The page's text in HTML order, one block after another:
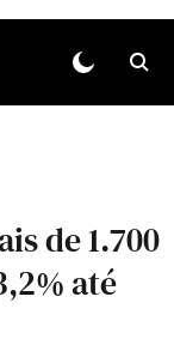
de 1.700
até